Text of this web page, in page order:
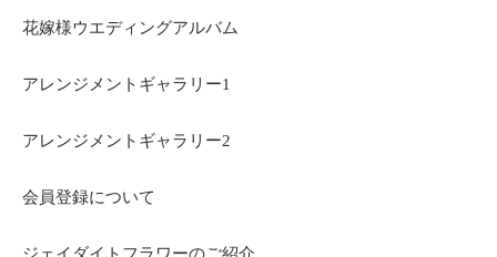
花嫁様ウエディングアルバム
アレンジメントギャラリー1
アレンジメントギャラリー2
会員登録について
ジェイダイトフラワーのご紹介